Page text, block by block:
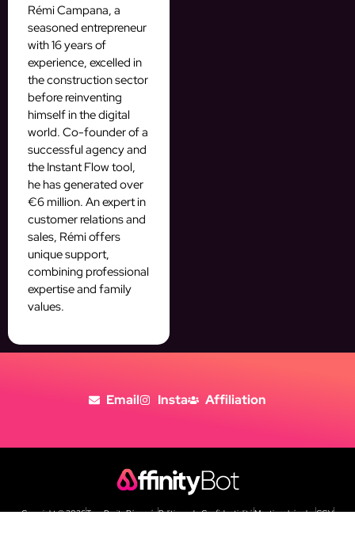
Rémi Campana, a
seasoned entrepreneur
with 16 years of
experience, excelled in
the construction sector
before reinventing
himself in the digital
world. Co-founder of a
successful agency and
the Instant Flow tool,
he has generated over
€6 million. An expert in
customer relations and
sales, Rémi offers
unique support,
combining professional
expertise and family
values.
Email Insta Affiliation
Copyright © 2026Tous Droits RéservésPolitique de ConfidentialitéMentions LégalesCGV